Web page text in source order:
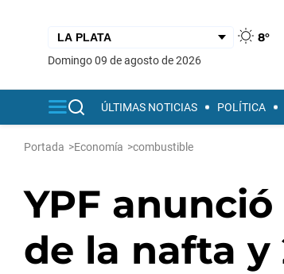
8°
domingo 09 de agosto de 2026
ÚLTIMAS NOTICIAS POLÍTICA
Portada >Economía >combustible
YPF
de la nafta y